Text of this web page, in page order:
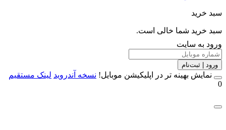
خرید شما خالی است.
به سایت
| ثبت‌نام
بهینه تر در اپلیکیشن موبایل!نسخه آندروید لینک مستقیم